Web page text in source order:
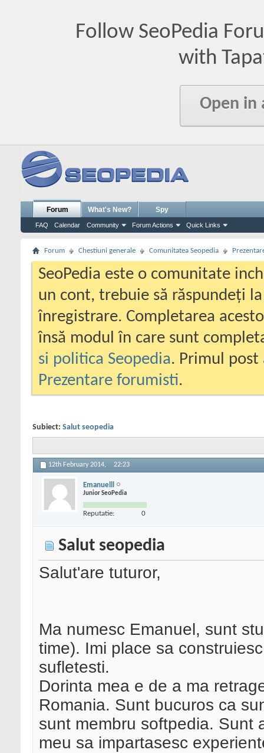
Follow SeoPedia
with
Open in
Forum
FAQ Calendar Community Forum Actions Quick Links
What's New? Spy
Forum Chestiuni generale Comunitatea Seopedia
SeoPedia este o comunitate
un cont, trebuie să răspundeți
înregistrare. Completarea
însă modul în care sunt
si politica Seopedia. Primul
Prezentare forumisti.
Subiect: Salut seopedia
12th February 2014, 22:23
Emanuelll
Junior SeoPedia
Reputatie: 0
Salut seopedia
Salut'are tuturor,
Ma numesc Emanuel, sunt
time). Imi place sa
sufletesti.
Dorinta mea e de a ma
Romania. Sunt bucuros ca
sunt membru softpedia. Sunt
meu sa impartasesc